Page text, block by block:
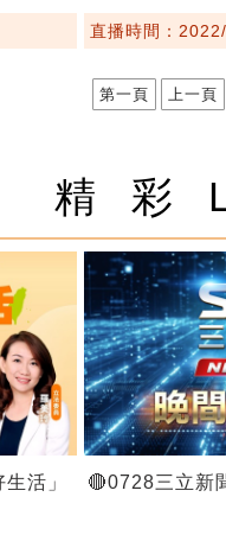
直播時間：
第一頁 上一頁
精 彩
活」
🔴0728三立新